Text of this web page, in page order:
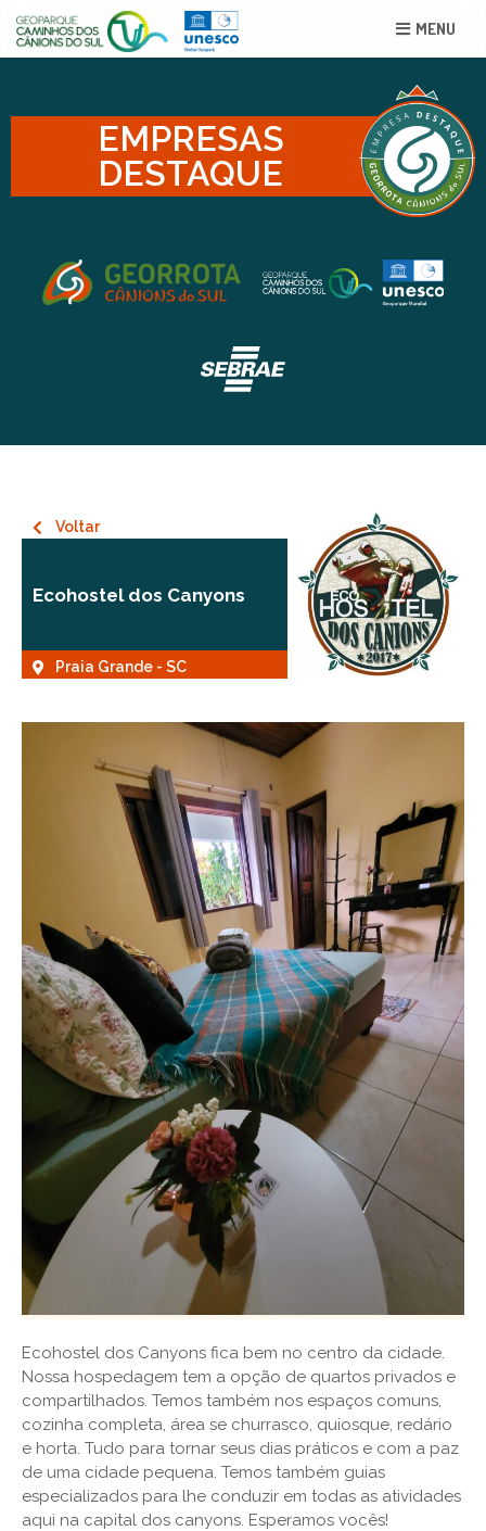
MENU
EMPRESAS
DESTAQUE
Voltar
Ecohostel dos Canyons
Praia Grande - SC
Ecohostel dos Canyons fica bem no centro da cidade.
Nossa hospedagem tem a opção de quartos privados e
compartilhados. Temos também nos espaços comuns,
cozinha completa, área se churrasco, quiosque, redário
e horta. Tudo para tornar seus dias práticos e com a paz
de uma cidade pequena. Temos também guias
especializados para lhe conduzir em todas as atividades
aqui na capital dos canyons. Esperamos vocês!